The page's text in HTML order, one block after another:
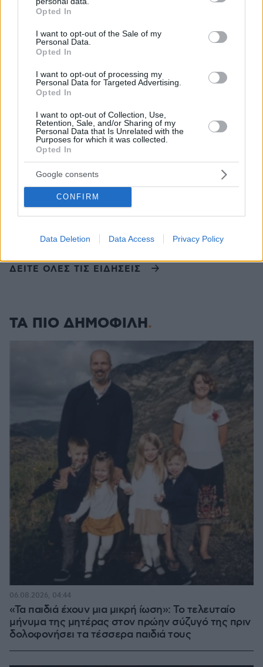
grant or deny consent to Google and its third-party tags to
use your data for below specified purposes in below Google
consent section.
Opted In
I want to opt-out of the Sale of my
Personal Data.
Opted In
I want to opt-out of processing my
Personal Data for Targeted Advertising.
Opted In
I want to opt-out of Collection, Use,
Retention, Sale, and/or Sharing of my
Personal Data that Is Unrelated with the
Purposes for which it was collected.
Opted In
Google consents
CONFIRM
Data Deletion Data Access Privacy Policy
Μίσιγκαν: Λέει μαλ@@@ες, μισεί τους Εβραίους
Εύα Οικονόμου - Βαμβακά: Παραμύθια επί σκηνής
πριν 19 λεπτά
Hugo Toro: «Η ζωγραφική είναι σαν να στέκεσαι γυμνός
μπροστά στον θεατή»
Altius dream home, μία από τις ωραιότερες βίλες της
Λευκάδας
Γιατί έβαλαν στο μάτι τα κοράλλια της Μεσογείου: Το
μπλόκο στη Σκόπελο, τα κοσμήματα εκατομμυρίων και η
καταστροφή του «κόκκινου χρυσού»
πριν 37 λεπτά
Πώς μπήκε η γαλλική σφραγίδα στο καλώδιο Ελλάδας-
Meridiam
πριν 39 λεπτά
ΔΕΙΤΕ ΟΛΕΣ ΤΙΣ ΕΙΔΗΣΕΙΣ
ΤΑ ΠΙΟ ΔΗΜΟΦΙΛΗ
«Τα παιδιά έχουν μια μικρή ίωση»: Το τελευταίο
μήνυμα της μητέρας στον πρώην σύζυγό της πριν
δολοφονήσει τα τέσσερα παιδιά τους
06.08.2026, 04:44